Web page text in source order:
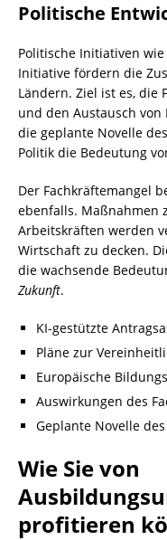
Politische
Politische Initiativen
Initiative fördern die
Ländern. Ziel ist es, die
und den Austausch von
die geplante Novelle
Politik die Bedeutung
Der Fachkräftemangel
ebenfalls. Maßnahmen
Arbeitskräften werden
Wirtschaft zu decken.
die wachsende
Zukunft.
KI-gestützte
Pläne zur
Europäische
Auswirkungen des
Geplante Novelle
Wie Sie von
profitieren